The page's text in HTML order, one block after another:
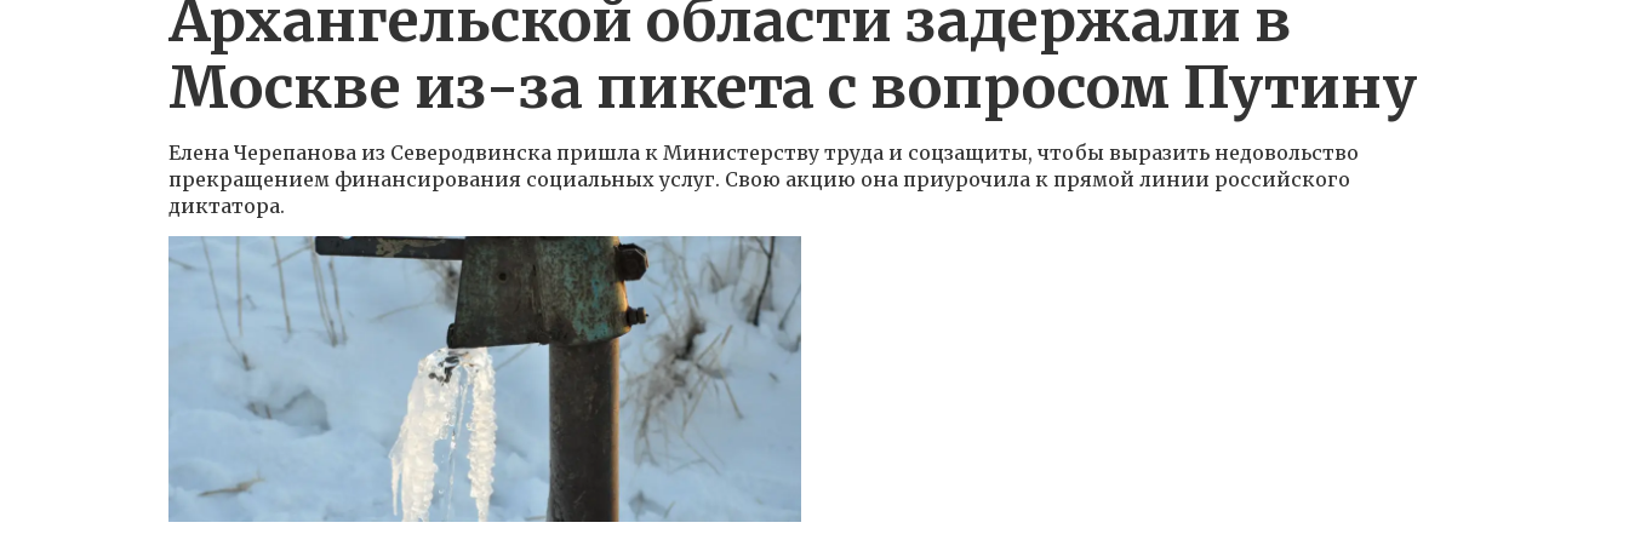
Архангельской области задержали в
Москве из-за пикета с вопросом Путину
Елена Черепанова из Северодвинска пришла к Министерству труда и соцзащиты, чтобы выразить недовольство
прекращением финансирования социальных услуг. Свою акцию она приурочила к прямой линии российского
диктатора.